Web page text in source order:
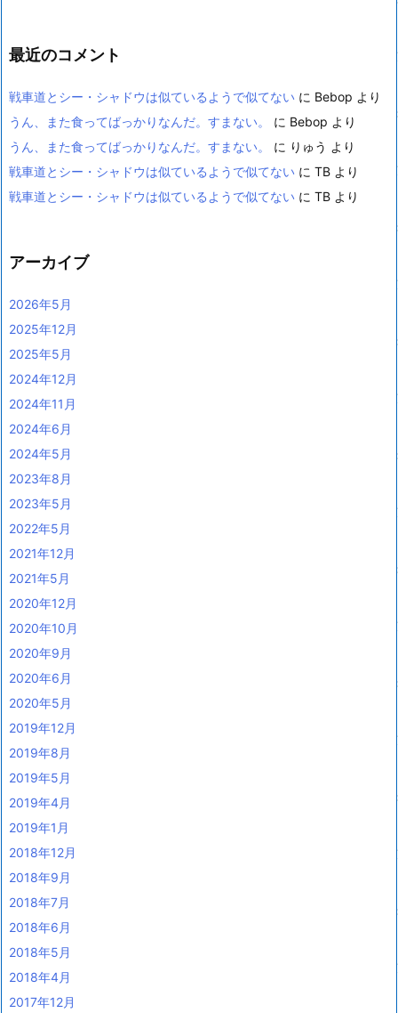
最近のコメント
戦車道とシー・シャドウは似ているようで似てない に Bebop より
うん、また食ってばっかりなんだ。すまない。
に Bebop より
うん、また食ってばっかりなんだ。すまない。
に りゅう より
戦車道とシー・シャドウは似ているようで似てない に TB より
戦車道とシー・シャドウは似ているようで似てない に TB より
アーカイブ
2026年5月
2025年12月
2025年5月
2024年12月
2024年11月
2024年6月
2024年5月
2023年8月
2023年5月
2022年5月
2021年12月
2021年5月
2020年12月
2020年10月
2020年9月
2020年6月
2020年5月
2019年12月
2019年8月
2019年5月
2019年4月
2019年1月
2018年12月
2018年9月
2018年7月
2018年6月
2018年5月
2018年4月
2017年12月